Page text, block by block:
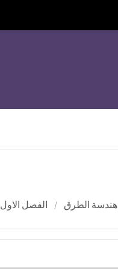
الفصل الاول هندسة الطرق